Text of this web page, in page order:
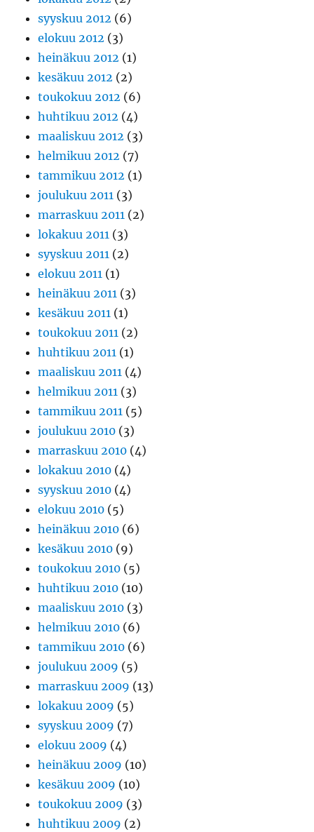
syyskuu 2012 (6)
elokuu 2012 (3)
heinäkuu 2012 (1)
kesäkuu 2012 (2)
toukokuu 2012 (6)
huhtikuu 2012 (4)
maaliskuu 2012 (3)
helmikuu 2012 (7)
tammikuu 2012 (1)
joulukuu 2011 (3)
marraskuu 2011 (2)
lokakuu 2011 (3)
syyskuu 2011 (2)
elokuu 2011 (1)
heinäkuu 2011 (3)
kesäkuu 2011 (1)
toukokuu 2011 (2)
huhtikuu 2011 (1)
maaliskuu 2011 (4)
helmikuu 2011 (3)
tammikuu 2011 (5)
joulukuu 2010 (3)
marraskuu 2010 (4)
lokakuu 2010 (4)
syyskuu 2010 (4)
elokuu 2010 (5)
heinäkuu 2010 (6)
kesäkuu 2010 (9)
toukokuu 2010 (5)
huhtikuu 2010 (10)
maaliskuu 2010 (3)
helmikuu 2010 (6)
tammikuu 2010 (6)
joulukuu 2009 (5)
marraskuu 2009 (13)
lokakuu 2009 (5)
syyskuu 2009 (7)
elokuu 2009 (4)
heinäkuu 2009 (10)
kesäkuu 2009 (10)
toukokuu 2009 (3)
huhtikuu 2009 (2)